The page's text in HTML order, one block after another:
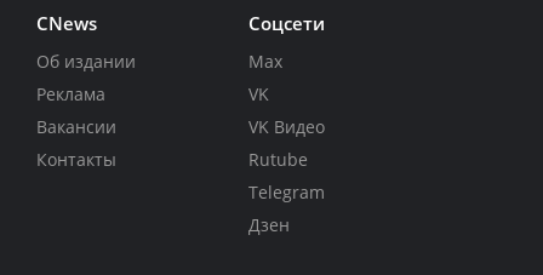
CNews
Об издании
Реклама
Вакансии
Контакты
Соцсети
Max
VK
VK Видео
Rutube
Telegram
Дзен